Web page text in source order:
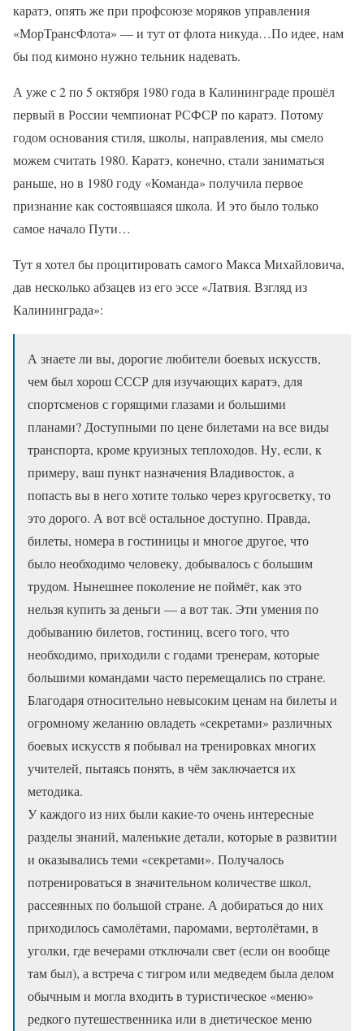
каратэ, опять же при профсоюзе моряков управления
«МорТрансФлота» — и тут от флота никуда…По идее, нам
бы под кимоно нужно тельник надевать.
А уже с 2 по 5 октября 1980 года в Калининграде прошёл
первый в России чемпионат РСФСР по каратэ. Потому
годом основания стиля, школы, направления, мы смело
можем считать 1980. Каратэ, конечно, стали заниматься
раньше, но в 1980 году «Команда» получила первое
признание как состоявшаяся школа. И это было только
самое начало Пути…
Тут я хотел бы процитировать самого Макса Михайловича,
дав несколько абзацев из его эссе «Латвия. Взгляд из
Калининграда»:
А знаете ли вы, дорогие любители боевых искусств,
чем был хорош СССР для изучающих каратэ, для
спортсменов с горящими глазами и большими
планами? Доступными по цене билетами на все виды
транспорта, кроме круизных теплоходов. Ну, если, к
примеру, ваш пункт назначения Владивосток, а
попасть вы в него хотите только через кругосветку, то
это дорого. А вот всё остальное доступно. Правда,
билеты, номера в гостиницы и многое другое, что
было необходимо человеку, добывалось с большим
трудом. Нынешнее поколение не поймёт, как это
нельзя купить за деньги — а вот так. Эти умения по
добыванию билетов, гостиниц, всего того, что
необходимо, приходили с годами тренерам, которые
большими командами часто перемещались по стране.
Благодаря относительно невысоким ценам на билеты и
огромному желанию овладеть «секретами» различных
боевых искусств я побывал на тренировках многих
учителей, пытаясь понять, в чём заключается их
методика.
У каждого из них были какие-то очень интересные
разделы знаний, маленькие детали, которые в развитии
и оказывались теми «секретами». Получалось
потренироваться в значительном количестве школ,
рассеянных по большой стране. А добираться до них
приходилось самолётами, паромами, вертолётами, в
уголки, где вечерами отключали свет (если он вообще
там был), а встреча с тигром или медведем была делом
обычным и могла входить в туристическое «меню»
редкого путешественника или в диетическое меню